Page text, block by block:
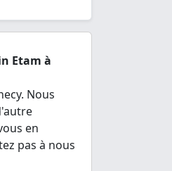
Etam à
Nous
en
pas à nous